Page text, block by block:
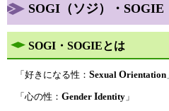
SOGI（ソジ）・SOGIE
SOGI・SOGIEとは
「好きになる性： Sexual Orientation
「心の性： Gender Identity 」